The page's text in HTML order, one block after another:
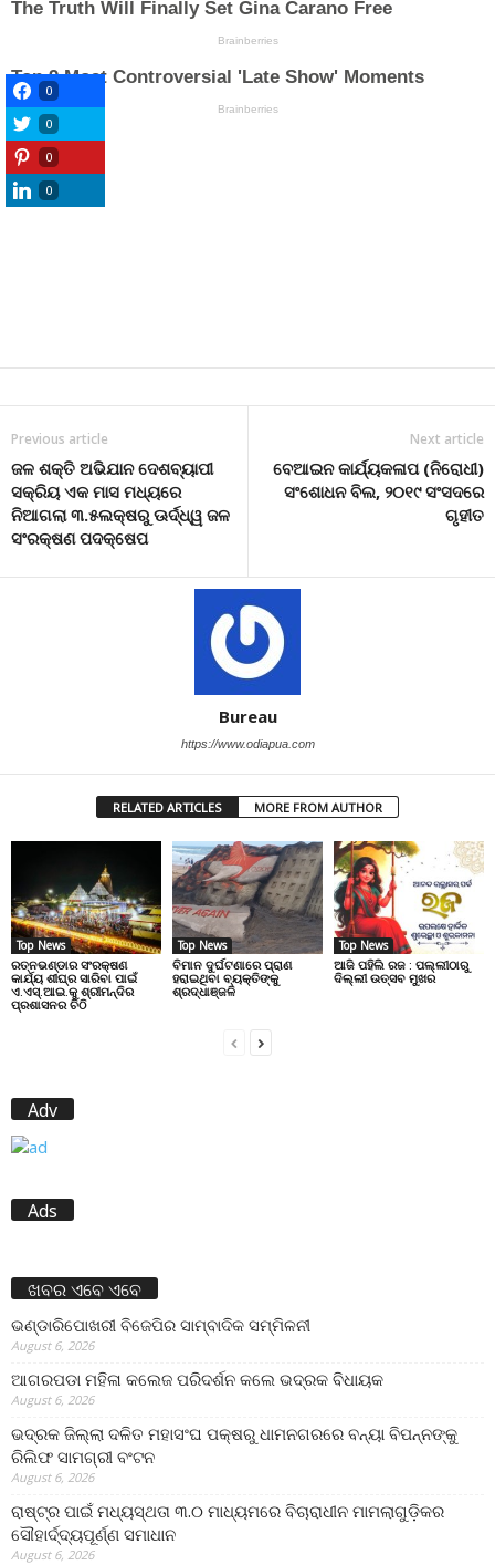
Previous article
ଜଳ ଶକ୍ତି ଅଭିଯାନ ଦେଶବ୍ୟାପୀ
ସକ୍ରିୟ ଏକ ମାସ ମଧ୍ୟରେ
ନିଆଗଲା ୩.୫ଲକ୍ଷରୁ ଊର୍ଦ୍ଧ୍ୱ ଜଳ
ସଂରକ୍ଷଣ ପଦକ୍ଷେପ
Next article
ବେଆଇନ କାର୍ଯ୍ୟକଳାପ (ନିରୋଧୀ)
ସଂଶୋଧନ ବିଲ, ୨୦୧୯ ସଂସଦରେ
ଗୃହୀତ
Bureau
https://www.odiapua.com
RELATED ARTICLES MORE FROM AUTHOR
Top News
ରତ୍ନଭଣ୍ଡାର ସଂରକ୍ଷଣ
କାର୍ଯ୍ୟ ଶୀଘ୍ର ସାରିବା ପାଇଁ
ଏ.ଏସ୍.ଆଇ.କୁ ଶ୍ରୀମନ୍ଦିର
ପ୍ରଶାସନର ଚିଠି
Top News
ବିମାନ ଦୁର୍ଘଟଣାରେ ପ୍ରାଣ
ହରାଇଥିବା ବ୍ୟକ୍ତିଙ୍କୁ
ଶ୍ରଦ୍ଧାଞ୍ଜଳି
Top News
ଆଜି ପହିଲି ରଜ : ପଲ୍ଲୀଠାରୁ
ଦିଲ୍ଲୀ ଉତ୍ସବ ମୁଖର
Adv
Ads
ଖବର ଏବେ ଏବେ
ଭଣ୍ଡାରିପୋଖରୀ ବିଜେପିର ସାମ୍ବାଦିକ ସମ୍ମିଳନୀ
August 6, 2026
ଆଗରପଡା ମହିଳା କଲେଜ ପରିଦର୍ଶନ କଲେ ଭଦ୍ରକ ବିଧାୟକ
August 6, 2026
ଭଦ୍ରକ ଜିଲ୍ଲା ଦଳିତ ମହାସଂଘ ପକ୍ଷରୁ ଧାମନଗରରେ ବନ୍ୟା ବିପନ୍ନଙ୍କୁ
ରିଲିଫ ସାମଗ୍ରୀ ବଂଟନ
August 6, 2026
ରାଷ୍ଟ୍ର ପାଇଁ ମଧ୍ୟସ୍ଥତା ୩.୦ ମାଧ୍ୟମରେ ବିଚାରାଧୀନ ମାମଲାଗୁଡ଼ିକର
ସୌହାର୍ଦ୍ଦ୍ୟପୂର୍ଣ୍ଣ ସମାଧାନ
August 6, 2026
0
0
0
0